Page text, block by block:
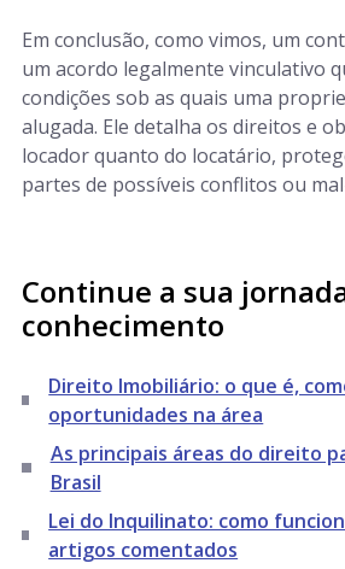
Em conclusão, como vimos, um
um acordo legalmente vinculativo
condições sob as quais uma
alugada. Ele detalha os direitos e
locador quanto do locatário,
partes de possíveis conflitos ou
Continue a sua
conhecimento
Direito Imobiliário: o que é,
oportunidades na área
As principais áreas do direito
Brasil
Lei do Inquilinato: como
artigos comentados